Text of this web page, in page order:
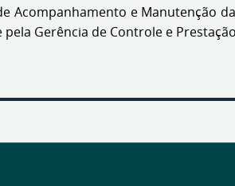
Acompanhamento e Manutenção
Gerência de Controle e